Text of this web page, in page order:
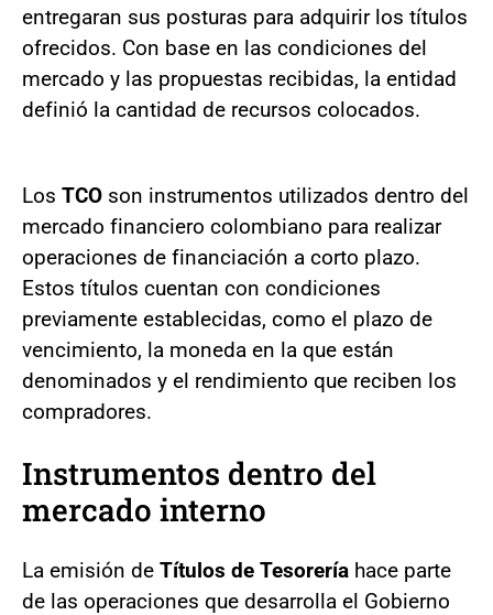
entregaran sus posturas para adquirir los títulos
ofrecidos. Con base en las condiciones del
mercado y las propuestas recibidas, la entidad
definió la cantidad de recursos colocados.
Los TCO son instrumentos utilizados dentro del
mercado financiero colombiano para realizar
operaciones de financiación a corto plazo.
Estos títulos cuentan con condiciones
previamente establecidas, como el plazo de
vencimiento, la moneda en la que están
denominados y el rendimiento que reciben los
compradores.
Instrumentos dentro del
mercado interno
La emisión de Títulos de Tesorería hace parte
de las operaciones que desarrolla el Gobierno